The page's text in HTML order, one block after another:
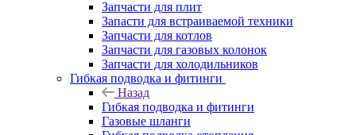
Запчасти для плит
Запасти для встраиваемой техники
Запчасти для котлов
Запчасти для газовых колонок
Запчасти для холодильников
Гибкая подводка и фитинги
Назад
Гибкая подводка и фитинги
Газовые шланги